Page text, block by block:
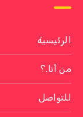
الرئيسية
من أنا.؟
للتواصل